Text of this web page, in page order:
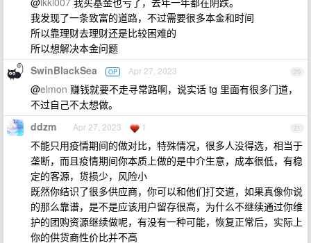
我发现了一条致富的道路，不过需要很多本金和时间
所以靠理财去理财还是比较困难的
所以想解决本金问题
20
SwinBlackSea OP Apr 27, 2023
@elmon 赚钱就要不走寻常路啊，说实话 tg 里面有很多门道，
不过自己不太想做。
21
ddzm Apr 27, 2023 1
不能只用疫情期间的做对比，特殊情况，很多人没得选，相当于
垄断，而且疫情期间你本质上做的是中介生意，成本很低，有稳
定的客源，货损少，风险小
既然你结识了很多供应商，你可以和他们打交道，如果真像你说
的那么靠谱，是不是应该用户留存很高，为什么不继续通过你维
护的团购资源继续做呢，有没有一种可能，恢复正常后，实际上
你的供货商性价比并不高